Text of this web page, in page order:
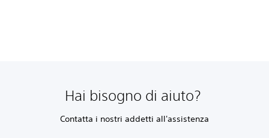
Hai bisogno di aiuto?
Contatta i nostri addetti all'assistenza